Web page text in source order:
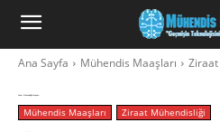
Ana Sayfa Mühendis Maaşları Ziraat
Mühendis Maaşları Ziraat Mühendisliği